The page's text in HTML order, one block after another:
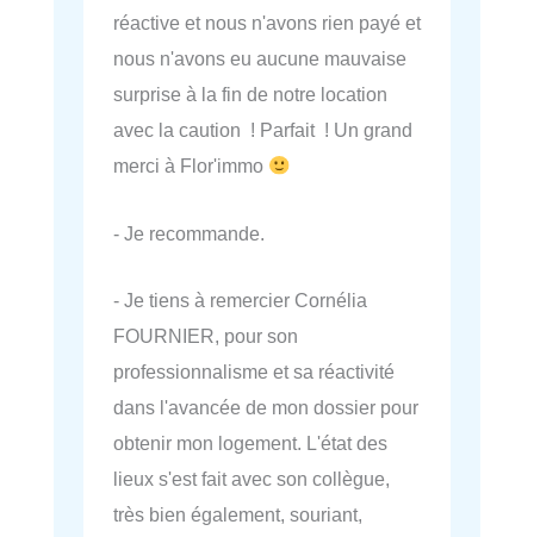
réactive et nous n'avons rien payé et
nous n'avons eu aucune mauvaise
surprise à la fin de notre location
avec la caution ! Parfait ! Un grand
merci à Flor'immo
- Je recommande.
- Je tiens à remercier Cornélia
FOURNIER, pour son
professionnalisme et sa réactivité
dans l'avancée de mon dossier pour
obtenir mon logement. L'état des
lieux s'est fait avec son collègue,
très bien également, souriant,